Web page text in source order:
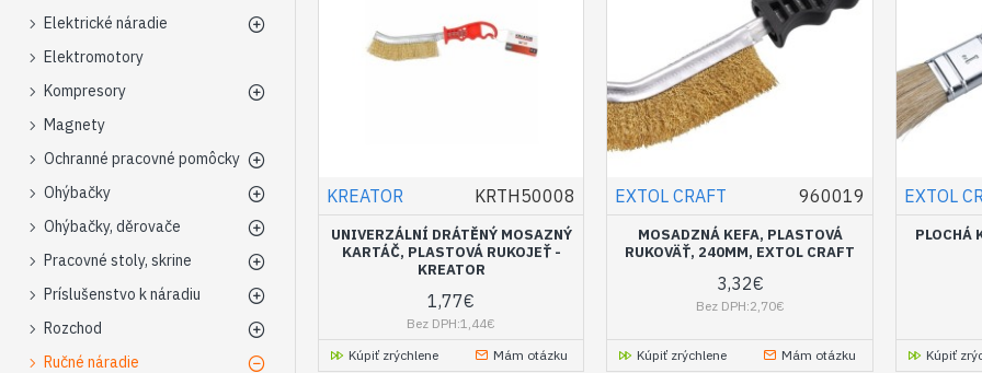
Elektrické náradie
Elektromotory
Kompresory
Magnety
Ochranné pracovné pomôcky
Ohýbačky
Ohýbačky, děrovače
Pracovné stoly, skrine
Príslušenstvo k náradiu
Rozchod
Ručné náradie
KREATOR KRTH50008
UNIVERZÁLNÍ DRÁTĚNÝ MOSAZNÝ
KARTÁČ, PLASTOVÁ RUKOJEŤ -
KREATOR
1,77€
Bez DPH:1,44€
Kúpiť zrýchlene
Mám otázku
EXTOL CRAFT 960019
MOSADZNÁ KEFA, PLASTOVÁ
RUKOVÄŤ, 240MM, EXTOL CRAFT
3,32€
Bez DPH:2,70€
Kúpiť zrýchlene Mám otázku
EXTOL
PLOCHÁ
Kúpiť